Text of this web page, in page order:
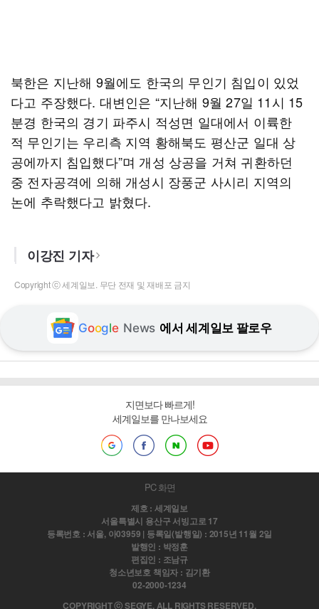
북한은 지난해 9월에도 한국의 무인기 침입이 있었
다고 주장했다. 대변인은 “지난해 9월 27일 11시 15
분경 한국의 경기 파주시 적성면 일대에서 이륙한
적 무인기는 우리측 지역 황해북도 평산군 일대 상
공에까지 침입했다”며 개성 상공을 거쳐 귀환하던
중 전자공격에 의해 개성시 장풍군 사시리 지역의
논에 추락했다고 밝혔다.
이강진 기자
Copyright ⓒ 세계일보. 무단 전재 및 재배포 금지
Google News 에서 세계일보 팔로우
지면보다 빠르게!
세계일보를 만나보세요
PC 화면
제호 : 세계일보
서울특별시 용산구 서빙고로 17
등록번호 : 서울, 아03959 | 등록일(발행일) : 2015년 11월 2일
발행인 : 박정훈
편집인 : 조남규
청소년보호 책임자 : 김기환
02-2000-1234
COPYRIGHT ⓒ SEGYE. ALL RIGHTS RESERVED.